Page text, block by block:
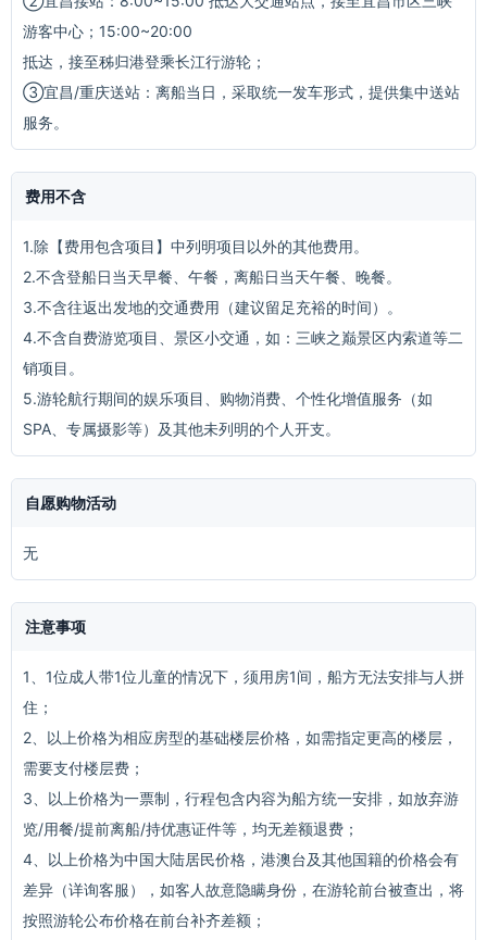
游客中心；15:00~20:00
抵达，接至秭归港登乘长江行游轮；
③宜昌/重庆送站：离船当日，采取统一发车形式，提供集中送站
服务。
费用不含
1.除【费用包含项目】中列明项目以外的其他费用。
2.不含登船日当天早餐、午餐，离船日当天午餐、晚餐。
3.不含往返出发地的交通费用（建议留足充裕的时间）。
4.不含自费游览项目、景区小交通，如：三峡之巅景区内索道等二
销项目。
5.游轮航行期间的娱乐项目、购物消费、个性化增值服务（如
SPA、专属摄影等）及其他未列明的个人开支。
自愿购物活动
无
注意事项
1、1位成人带1位儿童的情况下，须用房1间，船方无法安排与人拼
住；
2、以上价格为相应房型的基础楼层价格，如需指定更高的楼层，
需要支付楼层费；
3、以上价格为一票制，行程包含内容为船方统一安排，如放弃游
览/用餐/提前离船/持优惠证件等，均无差额退费；
4、以上价格为中国大陆居民价格，港澳台及其他国籍的价格会有
差异（详询客服），如客人故意隐瞒身份，在游轮前台被查出，将
按照游轮公布价格在前台补齐差额；